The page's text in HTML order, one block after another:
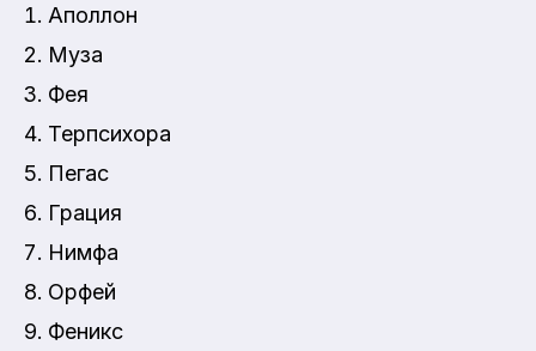
Аполлон
Муза
Фея
Терпсихора
Пегас
Грация
Нимфа
Орфей
Феникс